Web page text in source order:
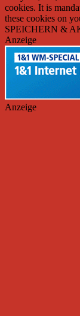
cookies. It is
these cookies on
SPEICHERN &
Anzeige
Anzeige